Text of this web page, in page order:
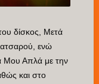
δίσκος, Μετά
ενώ
Μου Απλά με την
και στο